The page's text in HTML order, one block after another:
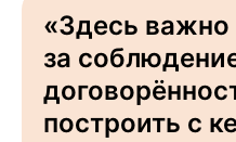
«Здесь важно
за
построить с